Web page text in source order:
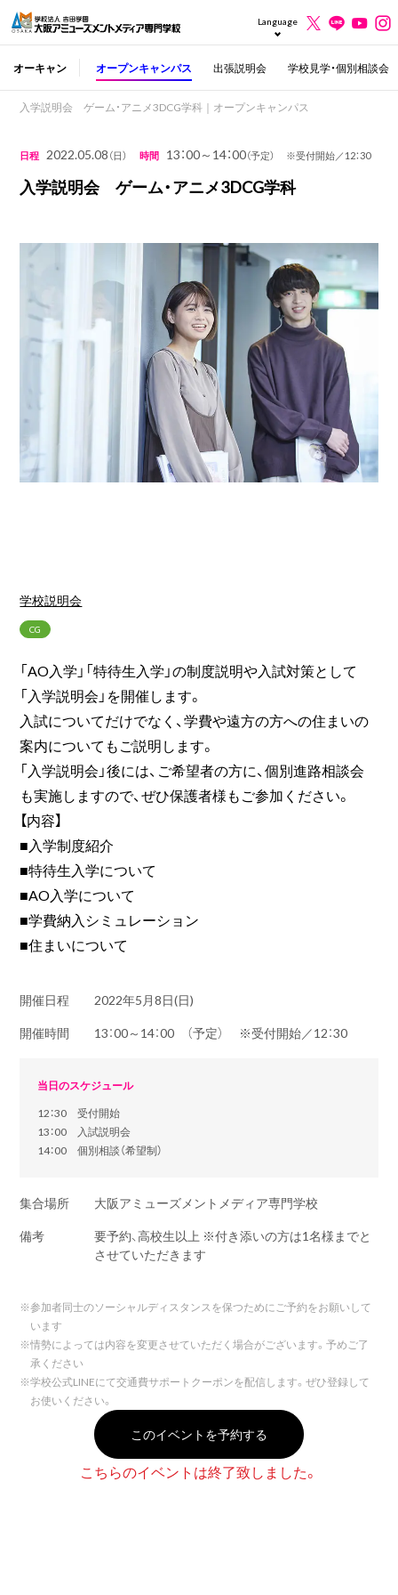
Language
オーキャン オープンキャンパス 出張説明会 学校見学・個別相談会
入学説明会 ゲーム・アニメ3DCG学科｜オープンキャンパス
日程 2022.05.08（日） 時間 13：00～14：00（予定） ※受付開始／12：30
入学説明会 ゲーム・アニメ3DCG学科
学校説明会
CG
「AO入学」「特待生入学」の制度説明や入試対策として
「入学説明会」を開催します。
入試についてだけでなく、学費や遠方の方への住まいの
案内についてもご説明します。
「入学説明会」後には、ご希望者の方に、個別進路相談会
も実施しますので、ぜひ保護者様もご参加ください。
【内容】
■入学制度紹介
■特待生入学について
■AO入学について
■学費納入シミュレーション
■住まいについて
開催日程
2022年5月8日(日)
開催時間
13：00～14：00 （予定） ※受付開始／12：30
当日のスケジュール
12：30 受付開始
13：00 入試説明会
14：00 個別相談（希望制）
集合場所
大阪アミューズメントメディア専門学校
備考
要予約、高校生以上 ※付き添いの方は1名様までと
させていただきます
※参加者同士のソーシャルディスタンスを保つためにご予約をお願いして
います
※情勢によっては内容を変更させていただく場合がございます。予めご了
承ください
※学校公式LINEにて交通費サポートクーポンを配信します。ぜひ登録して
お使いください。
このイベントを予約する
こちらのイベントは終了致しました。